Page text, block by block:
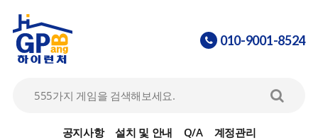
공지사항 설치 및 안내 Q/A 계정관리
010-9001-8524